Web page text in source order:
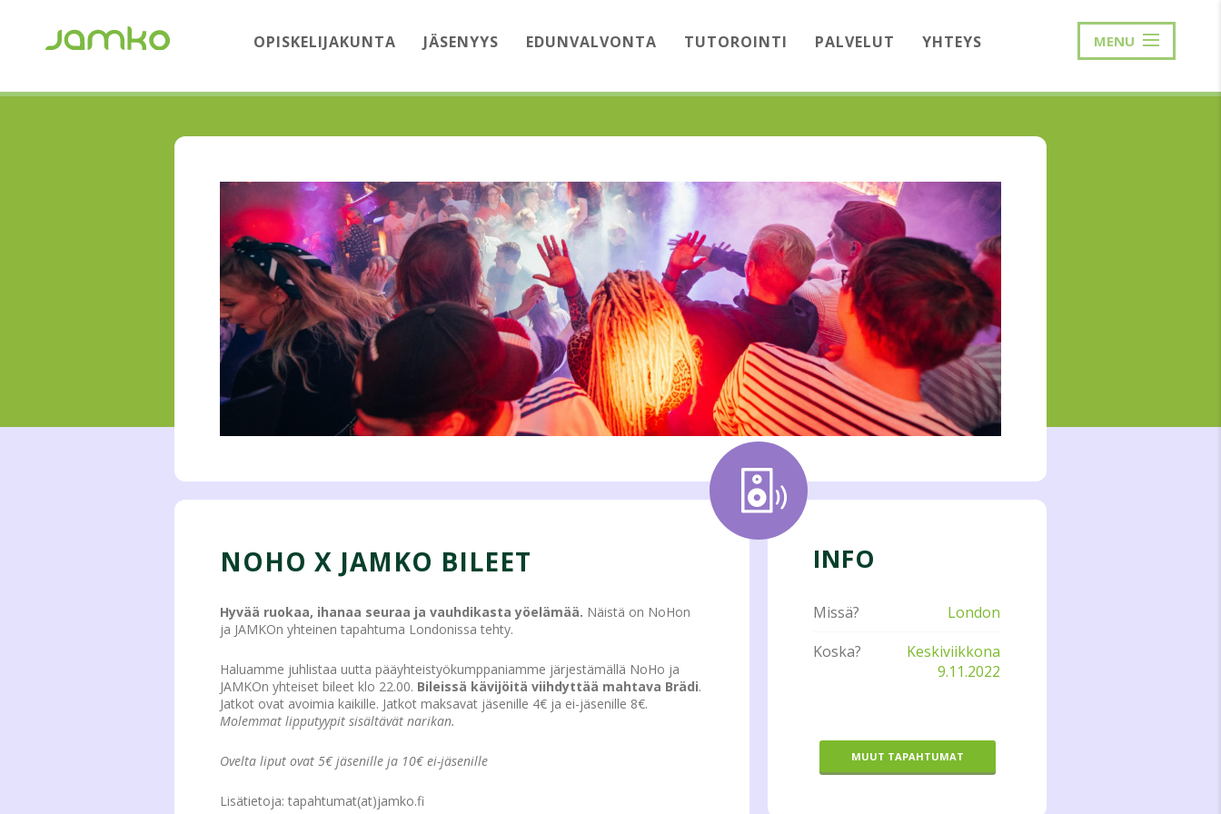
OPISKELIJAKUNTA JÄSENYYS EDUNVALVONTA TUTOROINTI PALVELUT YHTEYS MENU
NOHO X JAMKO BILEET
Hyvää ruokaa, ihanaa seuraa ja vauhdikasta yöelämää. Näistä on NoHon
ja JAMKOn yhteinen tapahtuma Londonissa tehty.
Haluamme juhlistaa uutta pääyhteistyökumppaniamme järjestämällä NoHo ja
JAMKOn yhteiset bileet klo 22.00. Bileissä kävijöitä viihdyttää mahtava Brädi.
Jatkot ovat avoimia kaikille. Jatkot maksavat jäsenille 4€ ja ei-jäsenille 8€.
Molemmat lipputyypit sisältävät narikan.
Ovelta liput ovat 5€ jäsenille ja 10€ ei-jäsenille
Lisätietoja: tapahtumat(at)jamko.fi
INFO
Missä?
London
Koska?
Keskiviikkona
9.11.2022
MUUT TAPAHTUMAT